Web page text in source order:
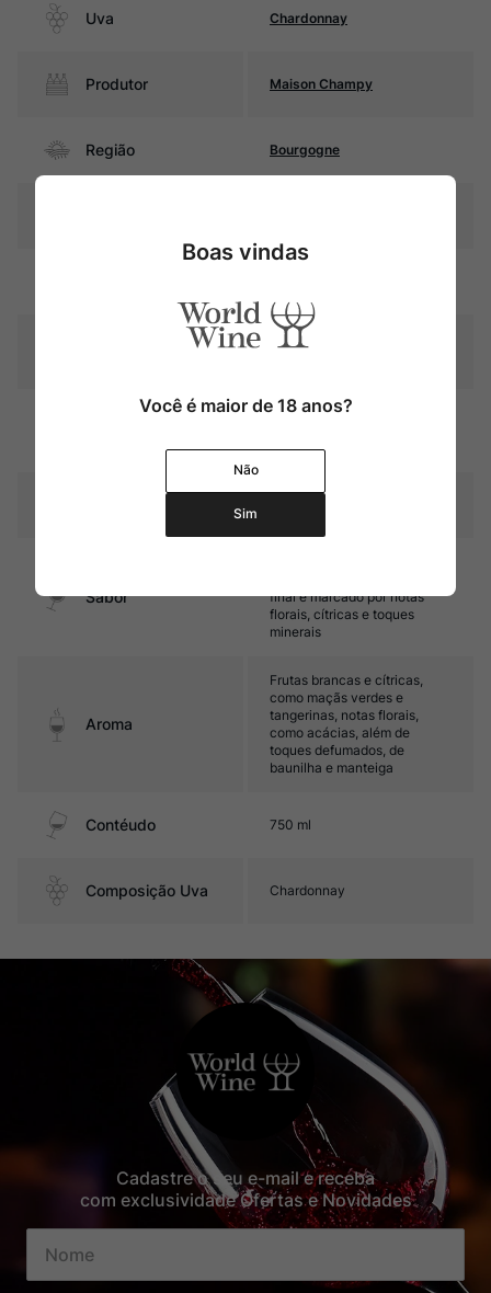
Uva Chardonnay
Produtor Maison Champy
Região Bourgogne
Graduação Alcóoli
13,0%
Fermentação e estágio
de carvalho (50% novas)
Sabor
final é marcado por notas
florais, cítricas e toques
minerais
Aroma
Frutas brancas e cítricas,
como maçãs verdes e
tangerinas, notas florais,
como acácias, além de
toques defumados, de
baunilha e manteiga
Contéudo 750 ml
Composição Uva Chardonnay
Cadastre o seu e-mail e receba
com exclusividade Ofertas e Novidades
Boas vindas
Você é maior de 18 anos?
Não
Sim